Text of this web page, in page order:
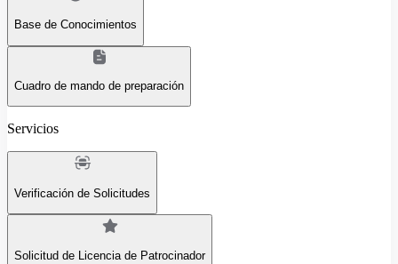
Base de Conocimientos
Cuadro de mando de preparación
Servicios
Verificación de Solicitudes
Solicitud de Licencia de Patrocinador